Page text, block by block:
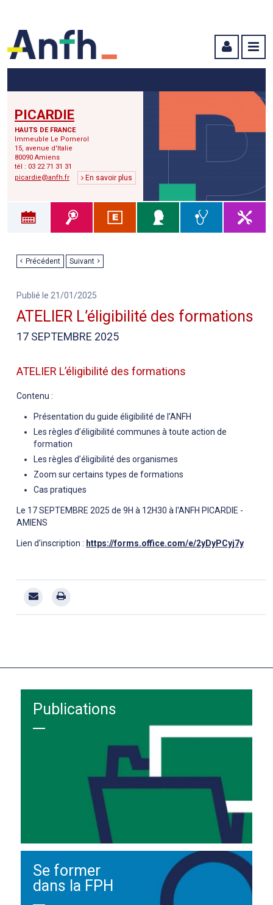
PICARDIE
HAUTS DE FRANCE
Immeuble Le Pomerol
15, avenue d'Italie
80090 Amiens
tél : 03 22 71 31 31
picardie@anfh.fr
En savoir plus
Précédent Suivant
Publié le 21/01/2025
ATELIER L’éligibilité des formations
17 SEPTEMBRE 2025
ATELIER L’éligibilité des formations
Contenu :
Présentation du guide éligibilité de l’ANFH
Les règles d’éligibilité communes à toute action de
formation
Les règles d’éligibilité des organismes
Zoom sur certains types de formations
Cas pratiques
Le 17 SEPTEMBRE 2025 de 9H à 12H30 à l'ANFH PICARDIE -
AMIENS
Lien d'inscription : https://forms.office.com/e/2yDyPCyj7y
Publications
Se former
dans la FPH